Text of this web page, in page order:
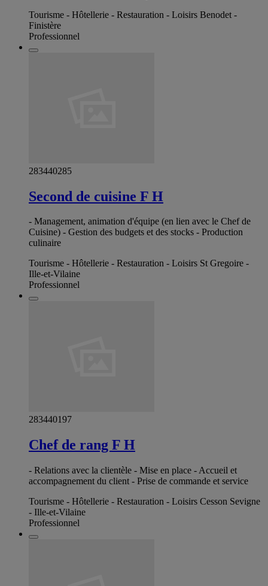
Tourisme - Hôtellerie - Restauration - Loisirs Benodet -
Finistère
Professionnel
283440285
Second de cuisine F H
- Management, animation d'équipe (en lien avec le Chef de
Cuisine) - Gestion des budgets et des stocks - Production
culinaire
Tourisme - Hôtellerie - Restauration - Loisirs St Gregoire -
Ille-et-Vilaine
Professionnel
283440197
Chef de rang F H
- Relations avec la clientèle - Mise en place - Accueil et
accompagnement du client - Prise de commande et service
Tourisme - Hôtellerie - Restauration - Loisirs Cesson Sevigne
- Ille-et-Vilaine
Professionnel